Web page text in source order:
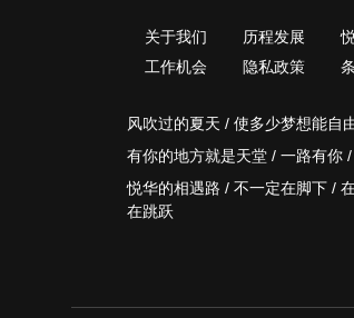
关于我们 历程发展
工作机会
隐私政策
风吹过的夏天 / 使多少梦想能自
有你的地方就是天堂 / 一路有你
悦华的相遇路 / 不一定在脚下 /
在跳跃